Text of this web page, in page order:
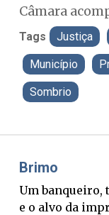
Câmara
Tags Justiça
Município
Sombrio
Misael Elias
O Boato corre
verdade. Mas